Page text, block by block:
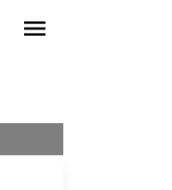
menu